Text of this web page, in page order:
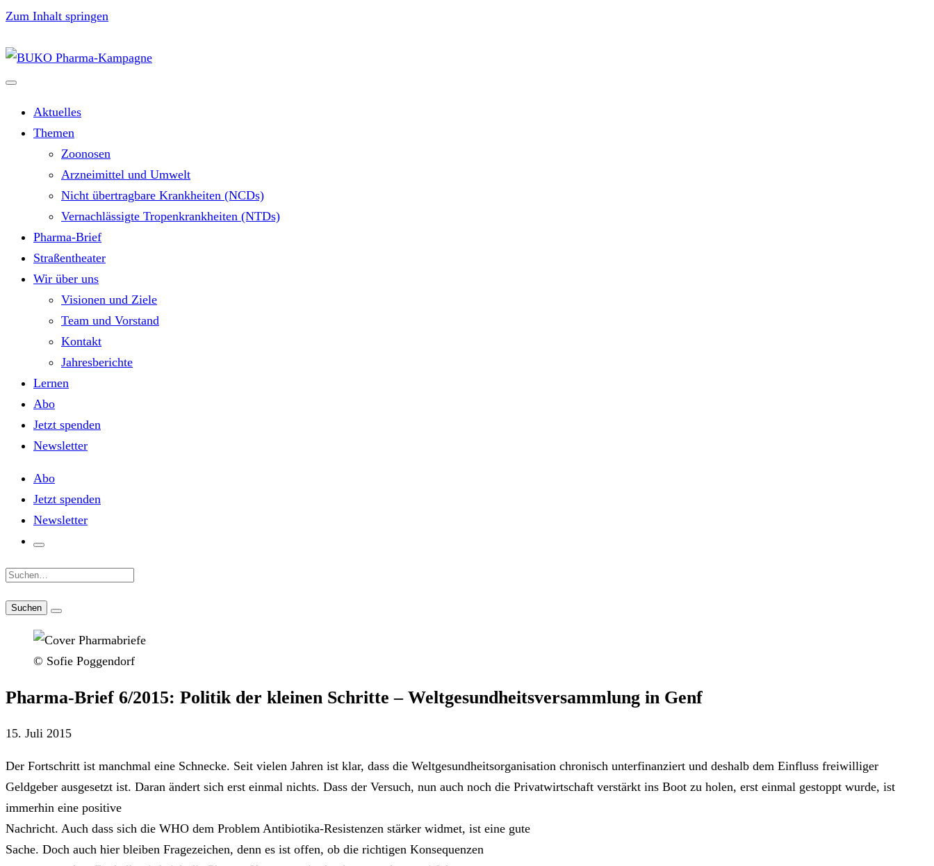
Zum Inhalt springen
Aktuelles
Themen
Zoonosen
Arzneimittel und Umwelt
Nicht übertragbare Krankheiten (NCDs)
Vernachlässigte Tropenkrankheiten (NTDs)
Pharma-Brief
Straßentheater
Wir über uns
Visionen und Ziele
Team und Vorstand
Kontakt
Jahresberichte
Lernen
Abo
Jetzt spenden
Newsletter
Abo
Jetzt spenden
Newsletter
Suche:
© Sofie Poggendorf
Pharma-Brief 6/2015: Politik der kleinen Schritte – Weltgesundheitsversammlung in Genf
15. Juli 2015
Der Fortschritt ist manchmal eine Schnecke. Seit vielen Jahren ist klar, dass die Weltgesundheitsorganisation chronisch unterfinanziert und deshalb dem Einfluss freiwilliger
Geldgeber ausgesetzt ist. Daran ändert sich erst einmal nichts. Dass der Versuch, nun auch noch die Privatwirtschaft verstärkt ins Boot zu holen, erst einmal gestoppt wurde, ist
immerhin eine positive
Nachricht. Auch dass sich die WHO dem Problem Antibiotika-Resistenzen stärker widmet, ist eine gute
Sache. Doch auch hier bleiben Fragezeichen, denn es ist offen, ob die richtigen Konsequenzen